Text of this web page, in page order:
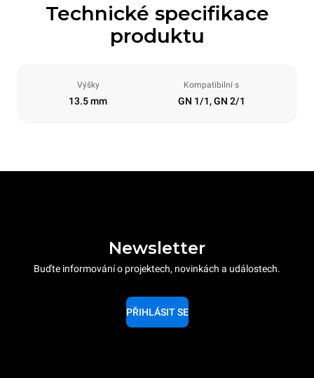
Technické specifikace
produktu
Výšky
13.5 mm
Kompatibilní s
GN 1/1, GN 2/1
Newsletter
Buďte informování o projektech, novinkách a událostech.
PŘIHLÁSIT SE